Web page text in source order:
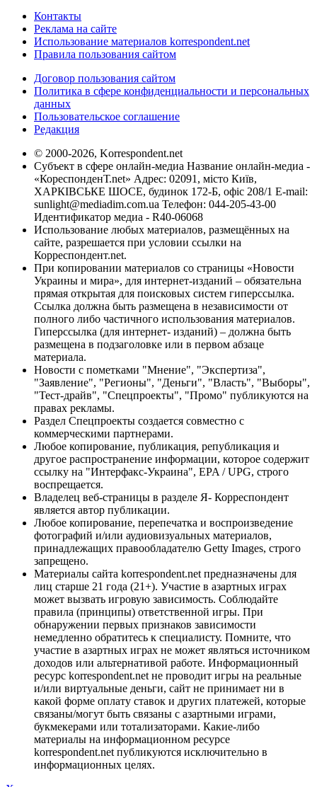
Контакты
Реклама на сайте
Использование материалов korrespondent.net
Правила пользования сайтом
Договор пользования сайтом
Политика в сфере конфиденциальности и персональных
данных
Пользовательское соглашение
Редакция
© 2000-2026, Korrespondent.net
Субъект в сфере онлайн-медиа Название онлайн-медиа -
«КореспонденТ.net» Адрес: 02091, місто Київ,
ХАРКІВСЬКЕ ШОСЕ, будинок 172-Б, офіс 208/1 E-mail:
sunlight@mediadim.com.ua Телефон: 044-205-43-00
Идентификатор медиа - R40-06068
Использование любых материалов, размещённых на
сайте, разрешается при условии ссылки на
Корреспондент.net.
При копировании материалов со страницы «Новости
Украины и мира», для интернет-изданий – обязательна
прямая открытая для поисковых систем гиперссылка.
Ссылка должна быть размещена в независимости от
полного либо частичного использования материалов.
Гиперссылка (для интернет- изданий) – должна быть
размещена в подзаголовке или в первом абзаце
материала.
Новости с пометками "Мнение", "Экспертиза",
"Заявление", "Регионы", "Деньги", "Власть", "Выборы",
"Тест-драйв", "Спецпроекты", "Промо" публикуются на
правах рекламы.
Раздел Спецпроекты создается совместно с
коммерческими партнерами.
Любое копирование, публикация, републикация и
другое распространение информации, которое содержит
ссылку на "Интерфакс-Украина", EPA / UPG, строго
воспрещается.
Владелец веб-страницы в разделе Я- Корреспондент
является автор публикации.
Любое копирование, перепечатка и воспроизведение
фотографий и/или аудиовизуальных материалов,
принадлежащих правообладателю Getty Images, строго
запрещено.
Материалы сайта korrespondent.net предназначены для
лиц старше 21 года (21+). Участие в азартных играх
может вызвать игровую зависимость. Соблюдайте
правила (принципы) ответственной игры. При
обнаружении первых признаков зависимости
немедленно обратитесь к специалисту. Помните, что
участие в азартных играх не может являться источником
доходов или альтернативой работе. Информационный
ресурс korrespondent.net не проводит игры на реальные
и/или виртуальные деньги, сайт не принимает ни в
какой форме оплату ставок и других платежей, которые
связаны/могут быть связаны с азартными играми,
букмекерами или тотализаторами. Какие-либо
материалы на информационном ресурсе
korrespondent.net публикуются исключительно в
информационных целях.